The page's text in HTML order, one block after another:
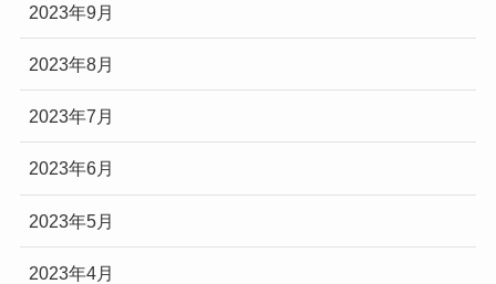
2023年9月
2023年8月
2023年7月
2023年6月
2023年5月
2023年4月